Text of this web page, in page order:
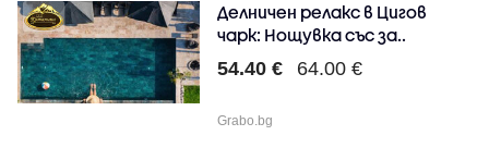
Делничен релакс в Цигов
чарк: Нощувка със за..
54.40 € 64.00 €
Grabo.bg